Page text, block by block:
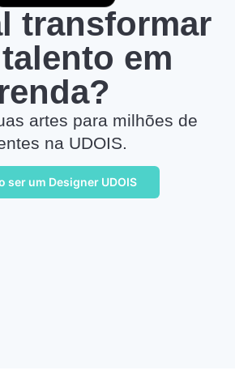
transformar
em
artes para milhões de
na UDOIS.
ser um Designer UDOIS